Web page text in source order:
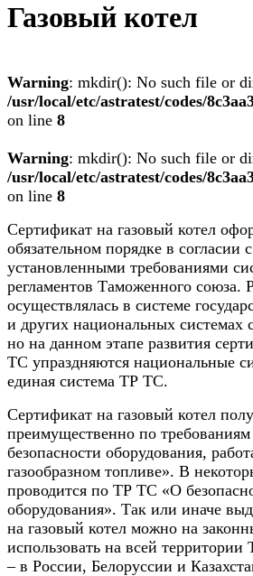
Газовый котел
Warning: mkdir(): No such file or
/usr/local/etc/astratest/codes/
on line 8
Warning: mkdir(): No such file or
/usr/local/etc/astratest/codes/
on line 8
Сертификат на газовый котел
обязательном порядке в согласии
установленными требованиями
регламентов Таможенного союза.
осуществлялась в системе
и других национальных системах
но на данном этапе развития
ТС упраздняются национальные
единая система ТР ТС.
Сертификат на газовый котел
преимущественно по
безопасности оборудования,
газообразном топливе». В
проводится по ТР ТС «О
оборудования». Так или иначе
на газовый котел можно на
использовать на всей
– в России, Белоруссии и